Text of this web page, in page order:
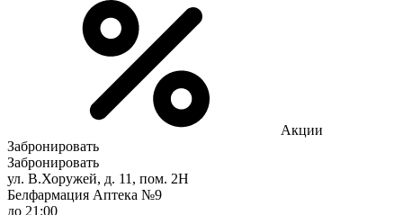
Акции
Забронировать
Забронировать
ул. В.Хоружей, д. 11, пом. 2Н
Белфармация Аптека №9
до 21:00